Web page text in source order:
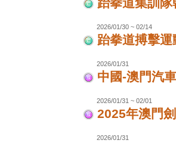
跆拳道集訓
2026/01/30 ~ 02/14
跆拳道搏擊
2026/01/31
中國-澳門汽
2026/01/31 ~ 02/01
2025年澳門
2026/01/31